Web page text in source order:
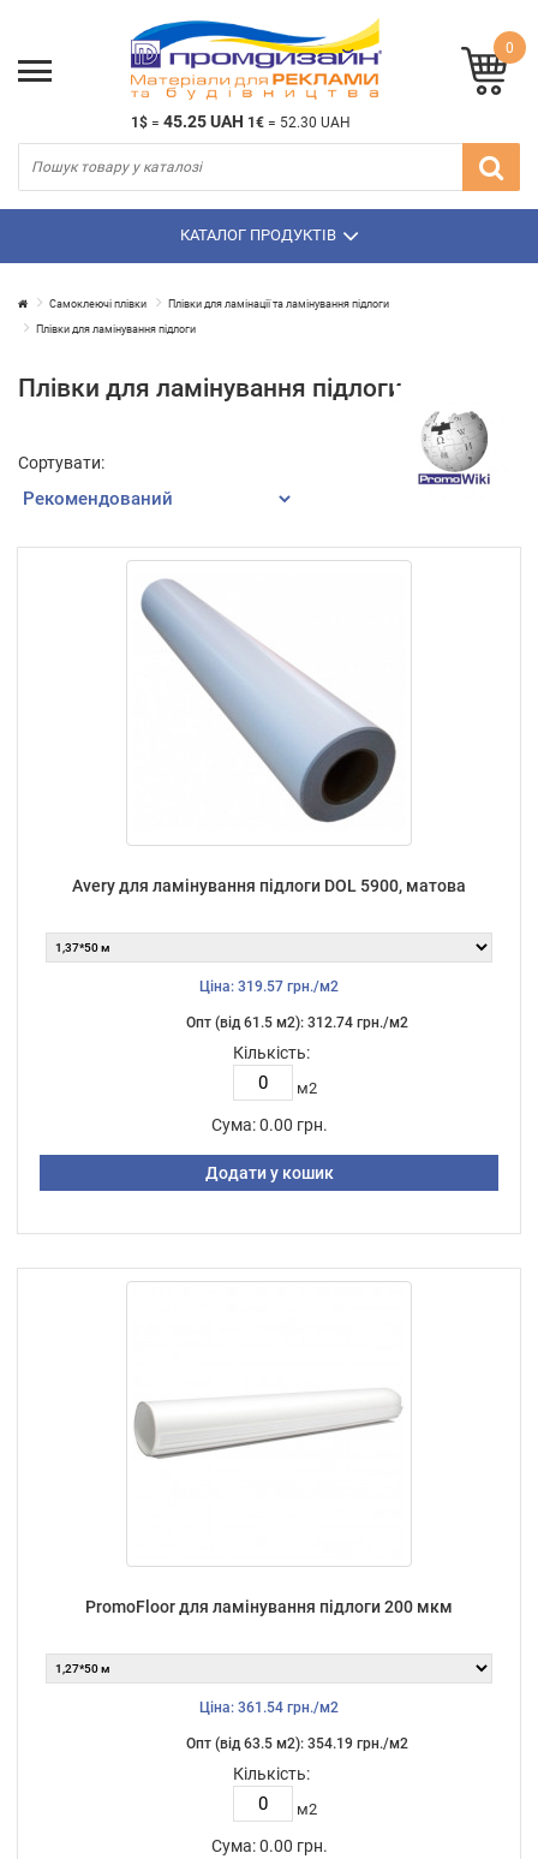
1$ = 45.25 UAH 1€ = 52.30 UAH
0
КАТАЛОГ ПРОДУКТІВ
Самоклеючі плівки Плівки для ламінації та ламінування підлоги
Плівки для ламінування підлоги
Плівки для ламінування підлоги
Сортувати:
Avery для ламінування підлоги DOL 5900, матова
Ціна: 319.57 грн./м2
Опт (від 61.5 м2): 312.74 грн./м2
Кількість:
м2
Сума: 0.00 грн.
Додати у кошик
PromoFloor для ламінування підлоги 200 мкм
Ціна: 361.54 грн./м2
Опт (від 63.5 м2): 354.19 грн./м2
Кількість:
м2
Сума: 0.00 грн.